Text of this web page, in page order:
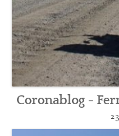
Coronablog -